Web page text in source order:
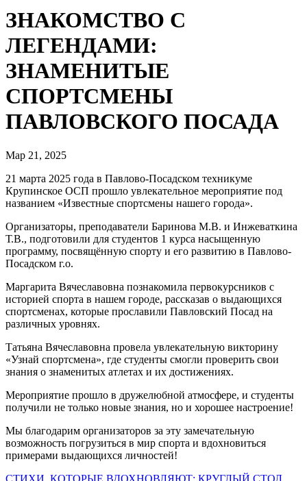
ЗНАКОМСТВО С
ЛЕГЕНДАМИ:
ЗНАМЕНИТЫЕ
СПОРТСМЕНЫ
ПАВЛОВСКОГО ПОСАДА
Мар 21, 2025
21 марта 2025 года в Павлово-Посадском техникуме
Крупинское ОСП прошло увлекательное мероприятие под
названием «Известные спортсмены нашего города».
Организаторы, преподаватели Баринова М.В. и Инжеваткина
Т.В., подготовили для студентов 1 курса насыщенную
программу, посвящённую спорту и его развитию в Павлово-
Посадском г.о.
Маргарита Вячеславовна познакомила первокурсников с
историей спорта в нашем городе, рассказав о выдающихся
спортсменах, которые прославили Павловский Посад на
различных уровнях.
Татьяна Вячеславовна провела увлекательную викторину
«Узнай спортсмена», где студенты смогли проверить свои
знания о знаменитых атлетах и их достижениях.
Мероприятие прошло в дружелюбной атмосфере, и студенты
получили не только новые знания, но и хорошее настроение!
Мы благодарим организаторов за эту замечательную
возможность погрузиться в мир спорта и вдохновиться
примерами выдающихся личностей!
СТИХИ, КОТОРЫЕ ВДОХНОВЛЯЮТ: КРУГЛЫЙ СТОЛ